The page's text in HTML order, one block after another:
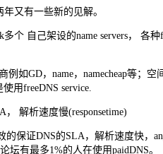
又有一些新的见解。
个 自己架设的name servers，
如GD，name，namecheap等；
用freeDNS service.
解析速度慢(responsetime)
保证DNS的SLA，解析速度快，
坛有最多1%的人在使用paidDNS。